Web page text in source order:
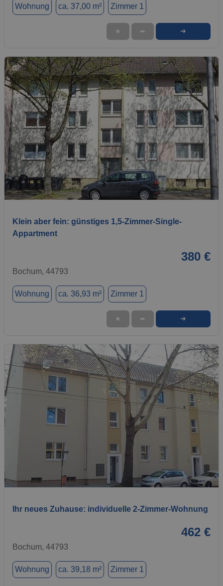
Wohnung ca. 37,00 m² Zimmer 1
★ ➦ ➜
1 / 5
Klein aber fein: günstiges 1,5-Zimmer-Single-
Appartment
380 €
Bochum, 44793
Wohnung ca. 36,93 m² Zimmer 1
★ ➦ ➜
1 / 6
Ihr neues Zuhause: individuelle 2-Zimmer-Wohnung
462 €
Bochum, 44793
Wohnung ca. 39,18 m² Zimmer 1